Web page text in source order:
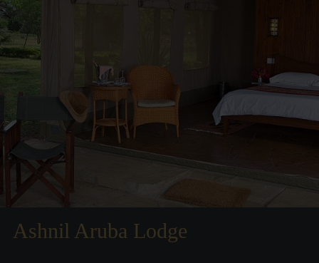
Ashnil Aruba Lodge